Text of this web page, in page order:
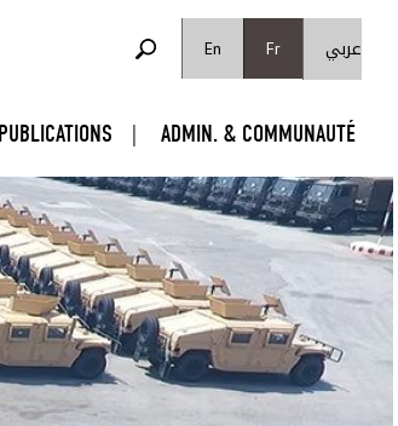
En
Fr عربي DE RECHERCHE
PUBLICATIONS ADMIN. & COMMUNAUTÉ